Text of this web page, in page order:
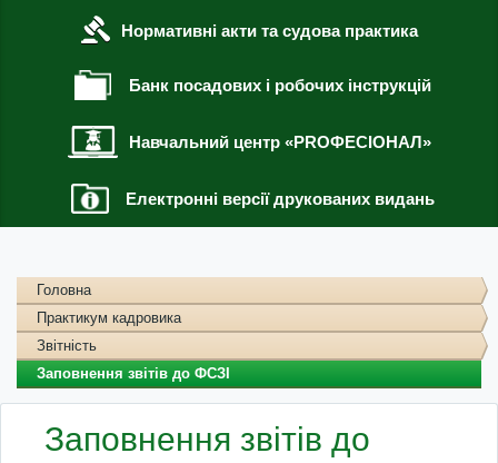
Нормативні акти та судова практика
Банк посадових і робочих інструкцій
Навчальний центр «PROФЕСІОНАЛ»
Електронні версії друкованих видань
Головна
Практикум кадровика
Звітність
Заповнення звітів до ФСЗІ
Заповнення звітів до